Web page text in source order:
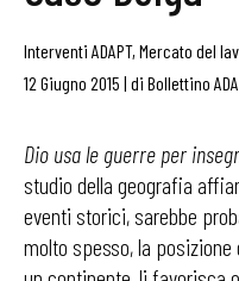
Interventi ADAPT, Mercato del
12 Giugno 2015 | di Bollettino
Dio usa le guerre per
studio della geografia
eventi storici, sarebbe
molto spesso, la